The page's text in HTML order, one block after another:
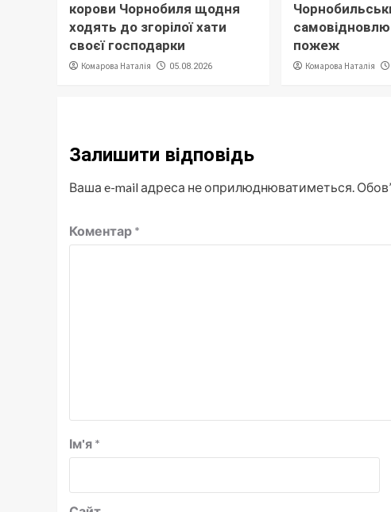
корови Чорнобиля щодня
ходять до згорілої хати
своєї господарки
Комарова Наталія 05.08.2026
пожеж
Комарова Наталія
Залишити відповідь
Ваша e-mail адреса не оприлюднюватиметься.
Коментар *
Ім'я *